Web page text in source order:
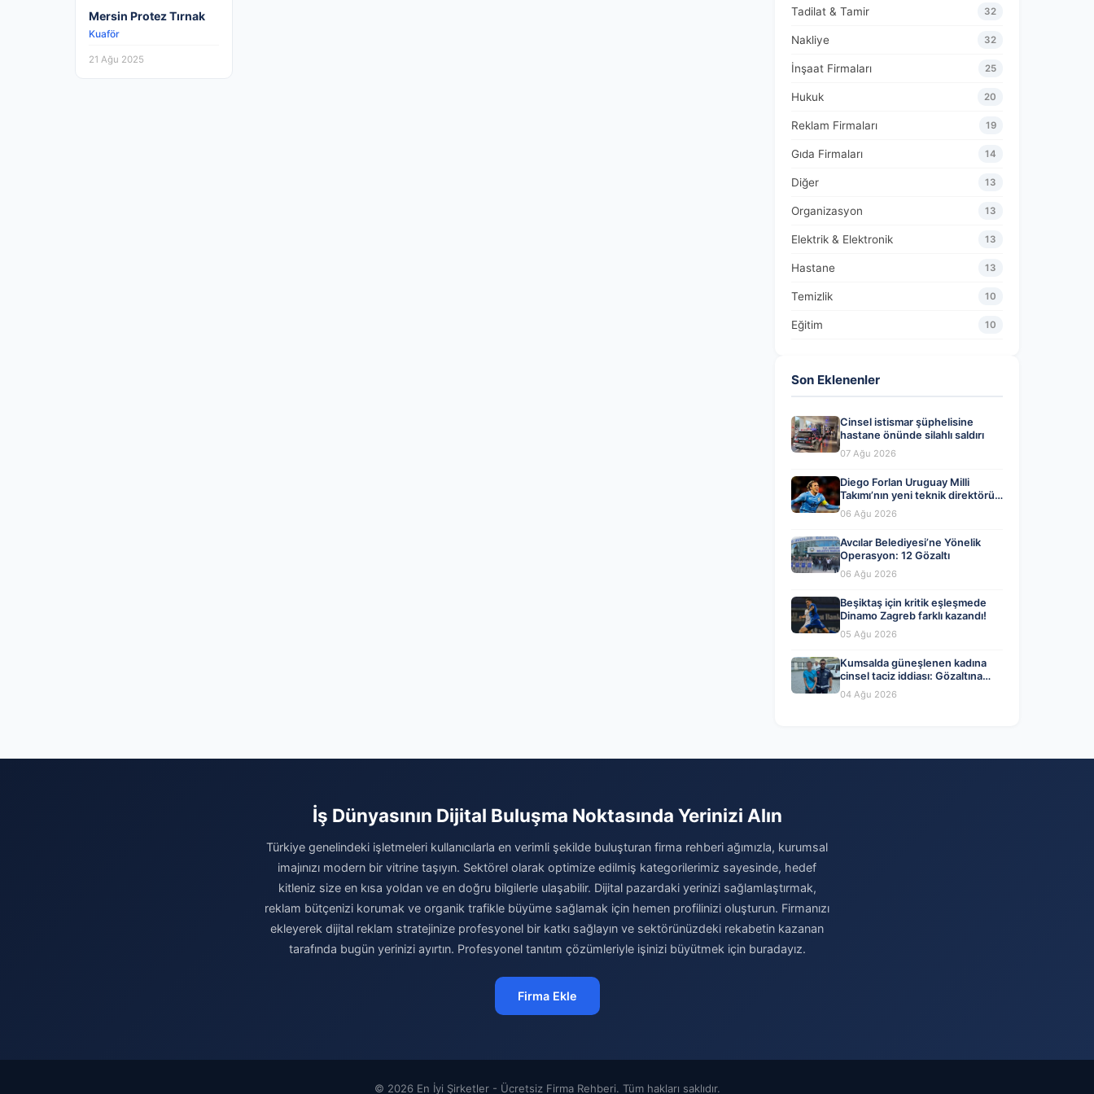
Mersin Protez Tırnak
Kuaför
21 Ağu 2025
Tadilat & Tamir 32
Nakliye 32
İnşaat Firmaları 25
Hukuk 20
Reklam Firmaları 19
Gıda Firmaları 14
Diğer 13
Organizasyon 13
Elektrik & Elektronik 13
Hastane 13
Temizlik 10
Eğitim 10
Son Eklenenler
Cinsel istismar şüphelisine
hastane önünde silahlı saldırı
07 Ağu 2026
Diego Forlan Uruguay Milli
Takımı’nın yeni teknik direktörü
oldu
06 Ağu 2026
Avcılar Belediyesi’ne Yönelik
Operasyon: 12 Gözaltı
06 Ağu 2026
Beşiktaş için kritik eşleşmede
Dinamo Zagreb farklı kazandı!
05 Ağu 2026
Kumsalda güneşlenen kadına
cinsel taciz iddiası: Gözaltına
alındı
04 Ağu 2026
İş Dünyasının Dijital Buluşma Noktasında Yerinizi Alın
Türkiye genelindeki işletmeleri kullanıcılarla en verimli şekilde buluşturan firma rehberi ağımızla, kurumsal
imajınızı modern bir vitrine taşıyın. Sektörel olarak optimize edilmiş kategorilerimiz sayesinde, hedef
kitleniz size en kısa yoldan ve en doğru bilgilerle ulaşabilir. Dijital pazardaki yerinizi sağlamlaştırmak,
reklam bütçenizi korumak ve organik trafikle büyüme sağlamak için hemen profilinizi oluşturun. Firmanızı
ekleyerek dijital reklam stratejinize profesyonel bir katkı sağlayın ve sektörünüzdeki rekabetin kazanan
tarafında bugün yerinizi ayırtın. Profesyonel tanıtım çözümleriyle işinizi büyütmek için buradayız.
Firma Ekle
© 2026 En İyi Şirketler - Ücretsiz Firma Rehberi. Tüm hakları saklıdır.